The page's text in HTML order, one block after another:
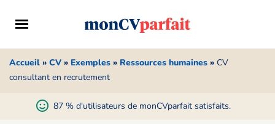
Accueil » CV » Exemples » Ressources humaines » CV
consultant en recrutement
87 % d'utilisateurs de monCVparfait satisfaits.